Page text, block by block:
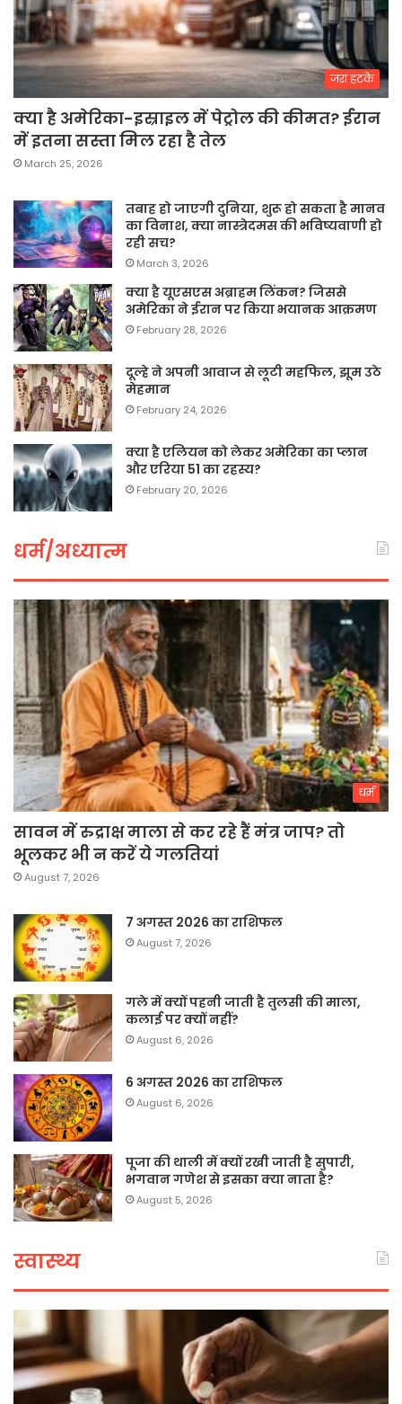
जरा हटके
क्या है अमेरिका-इस्राइल में पेट्रोल की कीमत? ईरान
में इतना सस्ता मिल रहा है तेल
March 25, 2026
तबाह हो जाएगी दुनिया, शुरू हो सकता है मानव
का विनाश, क्या नास्त्रेदमस की भविष्यवाणी हो
रही सच?
March 3, 2026
क्या है यूएसएस अब्राहम लिंकन? जिससे
अमेरिका ने ईरान पर किया भयानक आक्रमण
February 28, 2026
दूल्हे ने अपनी आवाज से लूटी महफिल, झूम उठे
मेहमान
February 24, 2026
क्या है एलियन को लेकर अमेरिका का प्लान
और एरिया 51 का रहस्य?
February 20, 2026
धर्म/अध्यात्म
धर्म
सावन में रुद्राक्ष माला से कर रहे हैं मंत्र जाप? तो
भूलकर भी न करें ये गलतियां
August 7, 2026
7 अगस्त 2026 का राशिफल
August 7, 2026
गले में क्यों पहनी जाती है तुलसी की माला,
कलाई पर क्यों नहीं?
August 6, 2026
6 अगस्त 2026 का राशिफल
August 6, 2026
पूजा की थाली में क्यों रखी जाती है सुपारी,
भगवान गणेश से इसका क्या नाता है?
August 5, 2026
स्वास्थ्य